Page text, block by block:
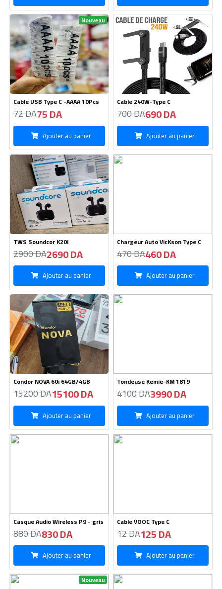
Nouveau
Cable USB Type C -AAAA 10Pcs
72 DA75 DA
Ajouter au panier
Cable 240W-Type C
700 DA690 DA
Ajouter au panier
TWS Soundcor K20i
2900 DA2690 DA
Ajouter au panier
Chargeur Auto VicKson Type C
470 DA460 DA
Ajouter au panier
Condor NOVA 60i 64GB/4GB
15200 DA15100 DA
Ajouter au panier
Tondeuse Kemie-KM 1819
4100 DA3990 DA
Ajouter au panier
Casque Audio Wireless P9 - gris
880 DA830 DA
Ajouter au panier
Cable VOOC Type C
12 DA125 DA
Ajouter au panier
Nouveau